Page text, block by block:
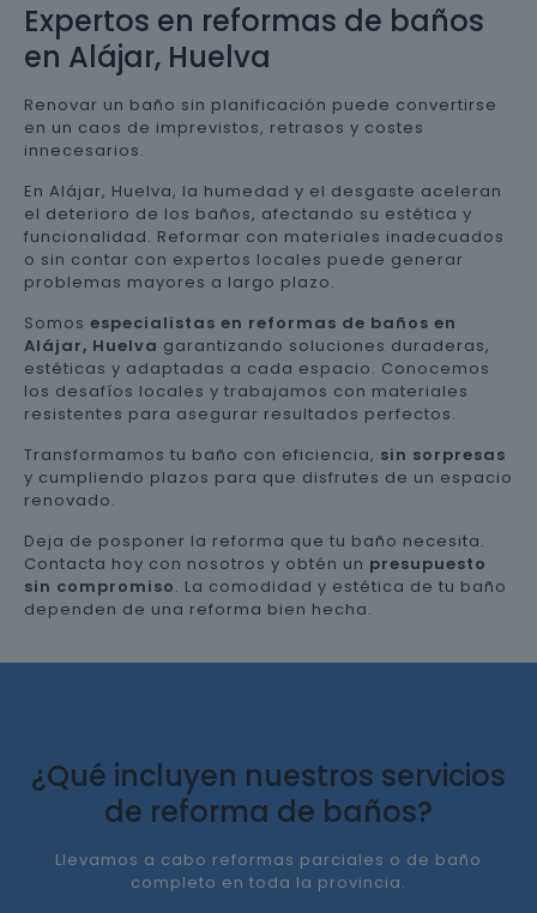
Expertos en reformas de baños
en Alájar, Huelva
Renovar un baño sin planificación puede convertirse
en un caos de imprevistos, retrasos y costes
innecesarios.
En Alájar, Huelva, la humedad y el desgaste aceleran
el deterioro de los baños, afectando su estética y
funcionalidad. Reformar con materiales inadecuados
o sin contar con expertos locales puede generar
problemas mayores a largo plazo.
Somos especialistas en reformas de baños en
Alájar, Huelva garantizando soluciones duraderas,
estéticas y adaptadas a cada espacio. Conocemos
los desafíos locales y trabajamos con materiales
resistentes para asegurar resultados perfectos.
Transformamos tu baño con eficiencia, sin sorpresas
y cumpliendo plazos para que disfrutes de un espacio
renovado.
Deja de posponer la reforma que tu baño necesita.
Contacta hoy con nosotros y obtén un presupuesto
sin compromiso. La comodidad y estética de tu baño
dependen de una reforma bien hecha.
¿Qué incluyen nuestros servicios
de reforma de baños?
Llevamos a cabo reformas parciales o de baño
completo en toda la provincia.